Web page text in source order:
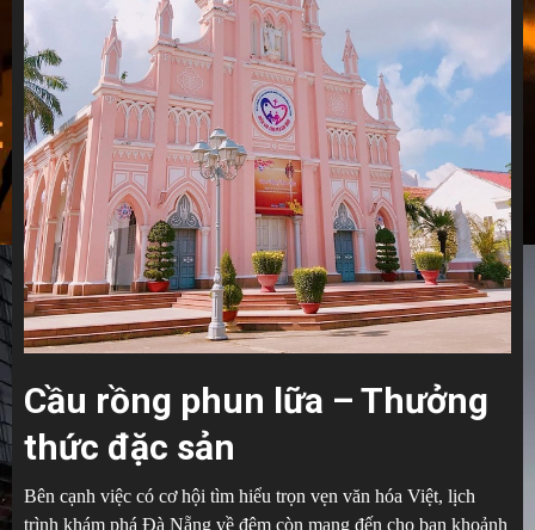
Cầu rồng phun lữa – Thưởng
thức đặc sản
Bên cạnh việc có cơ hội tìm hiểu trọn vẹn văn hóa Việt, lịch
trình khám phá Đà Nẵng về đêm còn mang đến cho bạn khoảnh